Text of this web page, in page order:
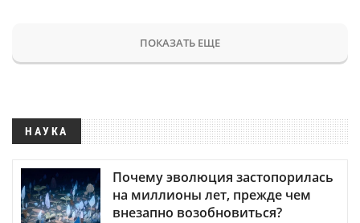
ПОКАЗАТЬ ЕЩЕ
НАУКА
Почему эволюция застопорилась
на миллионы лет, прежде чем
внезапно возобновиться?